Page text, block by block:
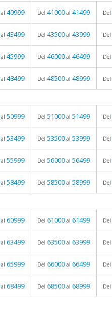
al 40999 Del 41000 al 41499 Del
al 43499 Del 43500 al 43999 Del
al 45999 Del 46000 al 46499 Del
al 48499 Del 48500 al 48999 Del
al 50999 Del 51000 al 51499 Del
al 53499 Del 53500 al 53999 Del
al 55999 Del 56000 al 56499 Del
al 58499 Del 58500 al 58999 Del
al 60999 Del 61000 al 61499 Del
al 63499 Del 63500 al 63999 Del
al 65999 Del 66000 al 66499 Del
al 68499 Del 68500 al 68999 Del